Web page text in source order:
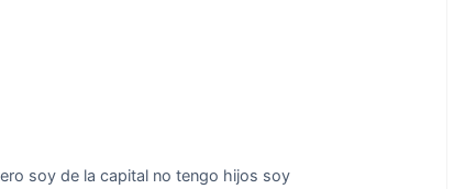
soy de la capital no tengo hijos soy